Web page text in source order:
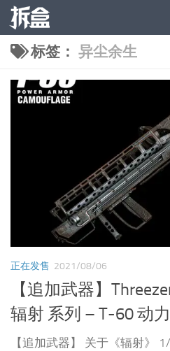
跳至内容
标签： 异尘余生
正在发售 2021/08/06
【追加武器】
辐射 系列 – T-60 动
【追加武器】 关于《辐射》